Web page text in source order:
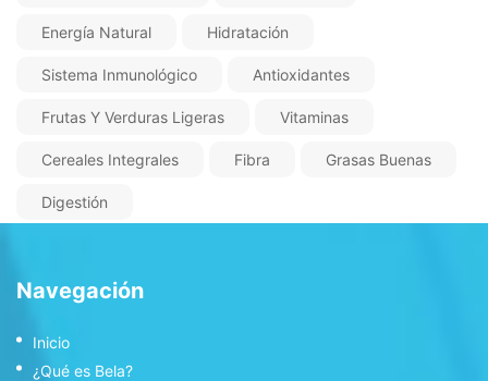
Energía Natural Hidratación
Sistema Inmunológico Antioxidantes
Frutas Y Verduras Ligeras Vitaminas
Cereales Integrales Fibra Grasas Buenas
Digestión
Navegación
Inicio
¿Qué es Bela?